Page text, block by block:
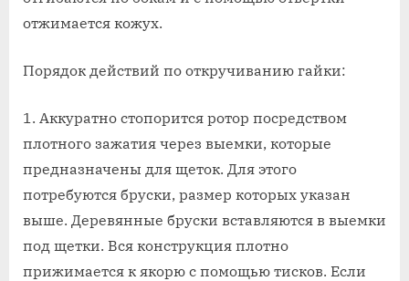
отжимается кожух.
Порядок действий по откручиванию гайки:
Аккуратно стопорится ротор посредством
плотного зажатия через выемки, которые
предназначены для щеток. Для этого
потребуются бруски, размер которых указан
выше. Деревянные бруски вставляются в выемки
под щетки. Вся конструкция плотно
прижимается к якорю с помощью тисков. Если